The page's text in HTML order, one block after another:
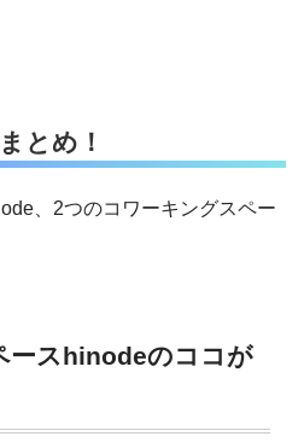
とめ！
、2つのコワーキングスペー
ースhinodeのココが